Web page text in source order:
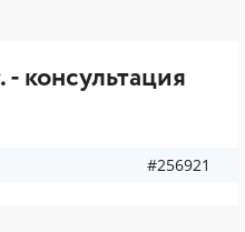
консультация
#256921